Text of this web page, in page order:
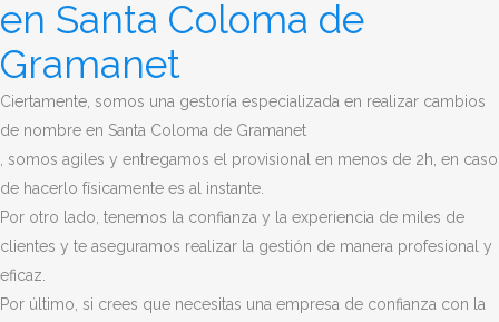
en Santa Coloma de
Gramanet
Ciertamente, somos una gestoría especializada en realizar cambios
de nombre en Santa Coloma de Gramanet
, somos agiles y entregamos el provisional en menos de 2h, en caso
de hacerlo físicamente es al instante.
Por otro lado, tenemos la confianza y la experiencia de miles de
clientes y te aseguramos realizar la gestión de manera profesional y
eficaz.
Por último, si crees que necesitas una empresa de confianza con la